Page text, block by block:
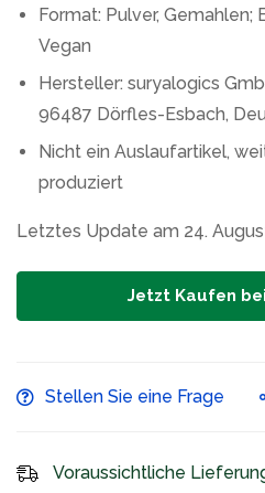
Format: Pulver, Gemahlen;
Vegan
Hersteller: suryalogics
96487 Dörfles-Esbach,
Nicht ein Auslaufartikel,
produziert
Letztes Update am 24.
Jetzt Kaufen
Stellen Sie eine Frage
Voraussichtliche